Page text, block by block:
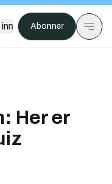
Abonner
Her er